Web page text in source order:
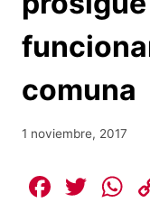
comuna
1 noviembre, 2017
F
T